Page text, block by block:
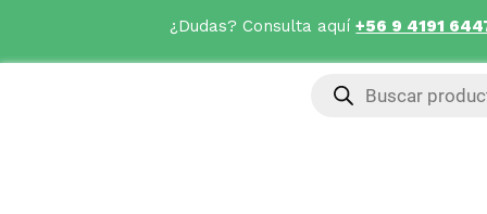
¿Dudas? Consulta aquí+56 9 4191